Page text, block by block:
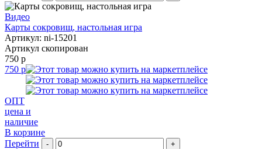
Видео
Карты сокровищ, настольная игра
Артикул: ni-15201
Артикул скопирован
750 р
750 р
ОПТ
цена и
наличие
В корзине
Перейти
- +